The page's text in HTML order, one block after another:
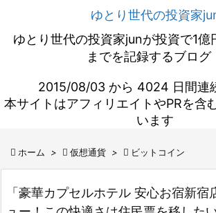
ゆとり世代の投資家
ゆとり世代の投資家junが投資で1億
までを記録するブログ
2015/08/03 から 4024 日間連
本サイトはアフィリエイトやPRを含
います
 ホーム >  仮想通貨 >  ビットコイン
「豪華カプセルホテル 安心お宿新宿